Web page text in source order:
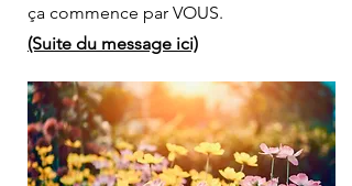
ça commence par VOUS.
(Suite du message ici)